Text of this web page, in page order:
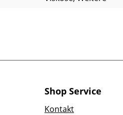
Shop Service
Kontakt